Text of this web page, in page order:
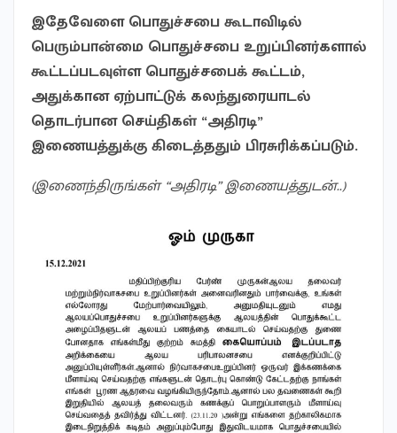
இதேவேளை பொதுச்சபை கூடாவிடில்
பெரும்பான்மை பொதுச்சபை உறுப்பினர்களால்
கூட்டப்படவுள்ள பொதுச்சபைக் கூட்டம்,
அதுக்கான ஏற்பாட்டுக் கலந்துரையாடல்
தொடர்பான செய்திகள் “அதிரடி”
இணையத்துக்கு கிடைத்ததும் பிரசுரிக்கப்படும்.
(இணைந்திருங்கள் “அதிரடி” இணையத்துடன்..)